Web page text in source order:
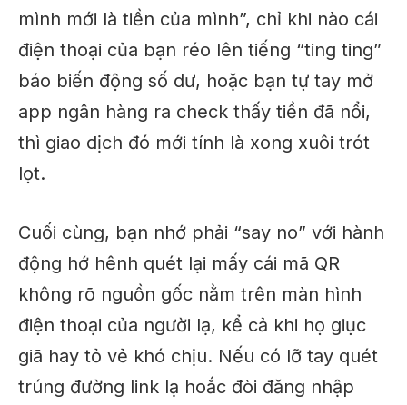
mình mới là tiền của mình”, chỉ khi nào cái
điện thoại của bạn réo lên tiếng “ting ting”
báo biến động số dư, hoặc bạn tự tay mở
app ngân hàng ra check thấy tiền đã nổi,
thì giao dịch đó mới tính là xong xuôi trót
lọt.
Cuối cùng, bạn nhớ phải “say no” với hành
động hớ hênh quét lại mấy cái mã QR
không rõ nguồn gốc nằm trên màn hình
điện thoại của người lạ, kể cả khi họ giục
giã hay tỏ vẻ khó chịu. Nếu có lỡ tay quét
trúng đường link lạ hoắc đòi đăng nhập